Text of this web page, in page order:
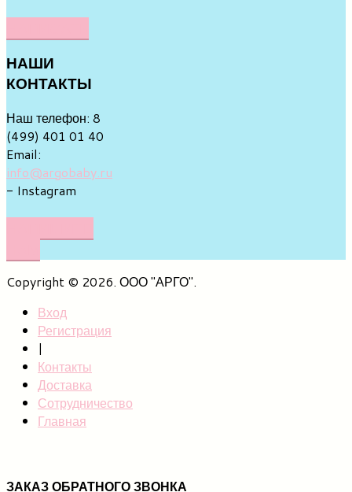
НАШИ
КОНТАКТЫ
Наш телефон: 8
(499) 401 01 40
Email:
info@argobaby.ru
- Instagram
Copyright © 2026. ООО "АРГО".
Вход
Регистрация
|
Контакты
Доставка
Сотрудничество
Главная
ЗАКАЗ ОБРАТНОГО ЗВОНКА